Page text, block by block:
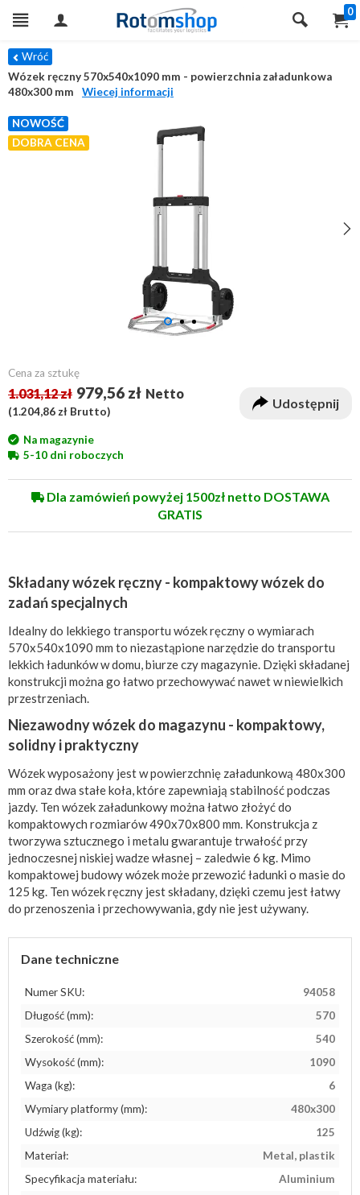
0
Wróć
Wózek ręczny 570x540x1090 mm - powierzchnia załadunkowa
480x300 mm
Wiecej informacji
NOWOŚĆ
DOBRA CENA
Cena za sztukę
1.031,12 zł 979,56 zł Netto
(1.204,86 zł Brutto)
Udostępnij
Na magazynie
5-10 dni roboczych
Dla zamówień powyżej 1500zł netto DOSTAWA
GRATIS
Składany wózek ręczny - kompaktowy wózek do
zadań specjalnych
Idealny do lekkiego transportu wózek ręczny o wymiarach
570x540x1090 mm to niezastąpione narzędzie do transportu
lekkich ładunków w domu, biurze czy magazynie. Dzięki składanej
konstrukcji można go łatwo przechowywać nawet w niewielkich
przestrzeniach.
Niezawodny wózek do magazynu - kompaktowy,
solidny i praktyczny
Wózek wyposażony jest w powierzchnię załadunkową 480x300
mm oraz dwa stałe koła, które zapewniają stabilność podczas
jazdy. Ten wózek załadunkowy można łatwo złożyć do
kompaktowych rozmiarów 490x70x800 mm. Konstrukcja z
tworzywa sztucznego i metalu gwarantuje trwałość przy
jednoczesnej niskiej wadze własnej – zaledwie 6 kg. Mimo
kompaktowej budowy wózek może przewozić ładunki o masie do
125 kg. Ten wózek ręczny jest składany, dzięki czemu jest łatwy
do przenoszenia i przechowywania, gdy nie jest używany.
Dane techniczne
Numer SKU:
94058
Długość (mm):
570
Szerokość (mm):
540
Wysokość (mm):
1090
Waga (kg):
6
Wymiary platformy (mm):
480x300
Udźwig (kg):
125
Materiał:
Metal, plastik
Specyfikacja materiału:
Aluminium